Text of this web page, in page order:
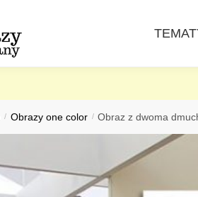
/ Obrazy one color / Obraz z dwoma